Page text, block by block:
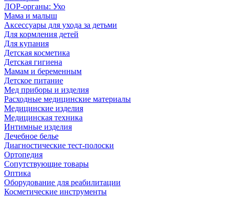
ЛОР-органы: Ухо
Мама и малыш
Аксессуары для ухода за детьми
Для кормления детей
Для купания
Детская косметика
Детская гигиена
Мамам и беременным
Детское питание
Мед приборы и изделия
Расходные медицинские материалы
Медицинские изделия
Медицинская техника
Интимные изделия
Лечебное белье
Диагностические тест-полоски
Ортопедия
Сопутствующие товары
Оптика
Оборудование для реабилитации
Косметические инструменты